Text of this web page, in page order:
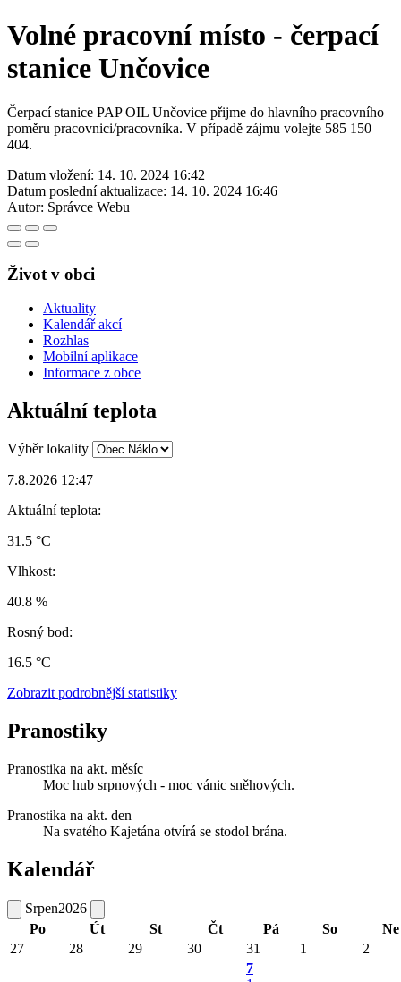
Volné pracovní místo - čerpací
stanice Unčovice
Čerpací stanice PAP OIL Unčovice přijme do hlavního pracovního
poměru pracovnici/pracovníka. V případě zájmu volejte 585 150
404.
Datum vložení: 14. 10. 2024 16:42
Datum poslední aktualizace: 14. 10. 2024 16:46
Autor: Správce Webu
Život v obci
Aktuality
Kalendář akcí
Rozhlas
Mobilní aplikace
Informace z obce
Aktuální teplota
Výběr lokality
7.8.2026 12:47
Aktuální teplota:
31.5 °C
Vlhkost:
40.8 %
Rosný bod:
16.5 °C
Zobrazit podrobnější statistiky
Pranostiky
Pranostika na akt. měsíc
Moc hub srpnových - moc vánic sněhových.
Pranostika na akt. den
Na svatého Kajetána otvírá se stodol brána.
Kalendář
Srpen2026
Po
Út St Čt Pá So
Ne
27
28 29 30 31 1
2
7